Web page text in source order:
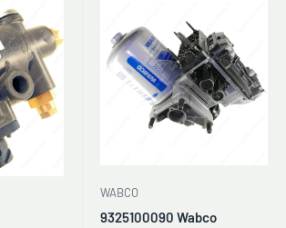
WABCO
9325100090 Wabco